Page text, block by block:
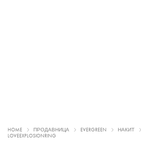
HOME ПРОДАВНИЦА EVERGREEN НАКИТ
LOVEEXPLOSIONRING